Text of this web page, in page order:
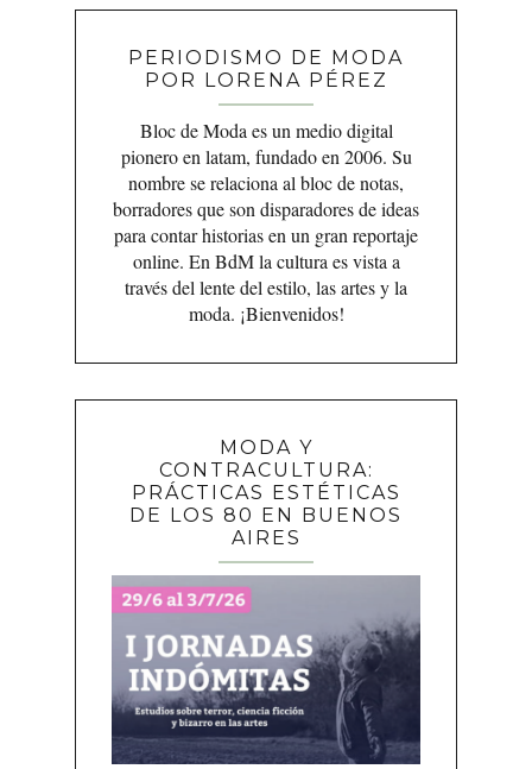
PERIODISMO DE MODA
POR LORENA PÉREZ
Bloc de Moda es un medio digital
pionero en latam, fundado en 2006. Su
nombre se relaciona al bloc de notas,
borradores que son disparadores de ideas
para contar historias en un gran reportaje
online. En BdM la cultura es vista a
través del lente del estilo, las artes y la
moda. ¡Bienvenidos!
MODA Y
CONTRACULTURA:
PRÁCTICAS ESTÉTICAS
DE LOS 80 EN BUENOS
AIRES